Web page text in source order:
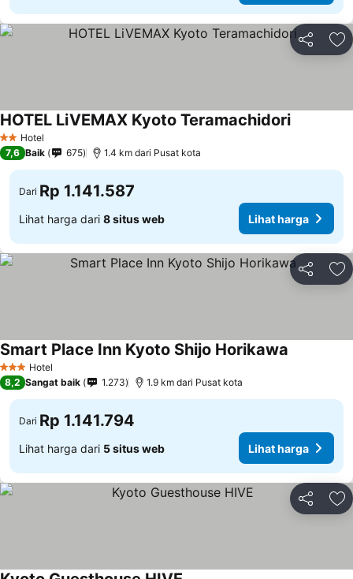
Bagikan
2 Bintang
Hotel
HOTEL LiVEMAX Kyoto Teramachidori
7,6 Baik 675 1.4 km dari Pusat kota
Dari Rp 1.141.587
Lihat harga dari 8 situs web Lihat harga
Bagikan
3 BintangHotel
Smart Place Inn Kyoto Shijo Horikawa
8,2 Sangat baik 1.273 1.9 km dari Pusat kota
Dari Rp 1.141.794
Lihat harga dari 5 situs web Lihat harga
Bagikan